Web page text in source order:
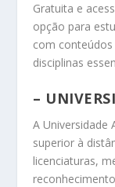
Gratuita e
opção para
com
disciplinas
–
A Universidade
superior à
licenciaturas,